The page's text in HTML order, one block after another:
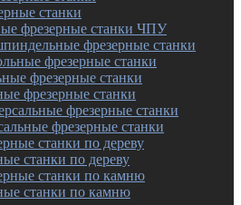
станки
фрезерные станки ЧПУ
фрезерные станки
фрезерные станки
фрезерные станки
фрезерные станки
станки по дереву
станки по камню